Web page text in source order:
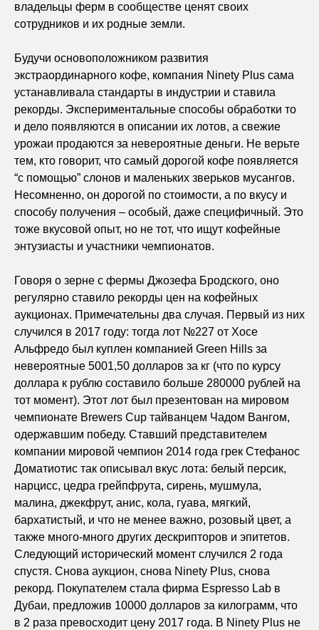
владельцы ферм в сообществе ценят своих
сотрудников и их родные земли.
Будучи основоположником развития
экстраординарного кофе, компания Ninety Plus сама
устанавливала стандарты в индустрии и ставила
рекорды. Экспериментальные способы обработки то
и дело появляются в описании их лотов, а свежие
урожаи продаются за невероятные деньги. Не верьте
тем, кто говорит, что самый дорогой кофе появляется
“с помощью” слонов и маленьких зверьков мусангов.
Несомненно, он дорогой по стоимости, а по вкусу и
способу получения – особый, даже специфичный. Это
тоже вкусовой опыт, но не тот, что ищут кофейные
энтузиасты и участники чемпионатов.
Говоря о зерне с фермы Джозефа Бродского, оно
регулярно ставило рекорды цен на кофейных
аукционах. Примечательны два случая. Первый из них
случился в 2017 году: тогда лот №227 от Хосе
Альфредо был куплен компанией Green Hills за
невероятные 5001,50 долларов за кг (что по курсу
доллара к рублю составило больше 280000 рублей на
тот момент). Этот лот был презентован на мировом
чемпионате Brewers Cup тайванцем Чадом Вангом,
одержавшим победу. Ставший представителем
компании мировой чемпион 2014 года грек Стефанос
Доматиотис так описывал вкус лота: белый персик,
нарцисс, цедра грейпфрута, сирень, мушмула,
малина, джекфрут, анис, кола, гуава, мягкий,
бархатистый, и что не менее важно, розовый цвет, а
также много-много других дескрипторов и эпитетов.
Следующий исторический момент случился 2 года
спустя. Снова аукцион, снова Ninety Plus, снова
рекорд. Покупателем стала фирма Espresso Lab в
Дубаи, предложив 10000 долларов за килограмм, что
в 2 раза превосходит цену 2017 года. В Ninety Plus не